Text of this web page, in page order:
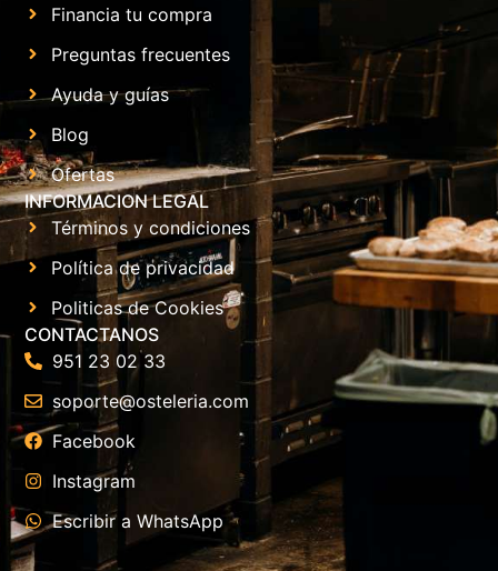
Financia tu compra
Preguntas frecuentes
Ayuda y guías
Blog
Ofertas
INFORMACION LEGAL
Términos y condiciones
Política de privacidad
Politicas de Cookies
CONTACTANOS
951 23 02 33
soporte@osteleria.com
Facebook
Instagram
Escribir a WhatsApp